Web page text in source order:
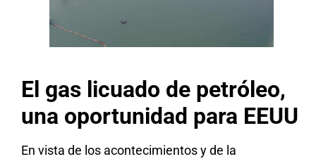
El gas licuado de petróleo,
una oportunidad para EEUU
En vista de los acontecimientos y de la